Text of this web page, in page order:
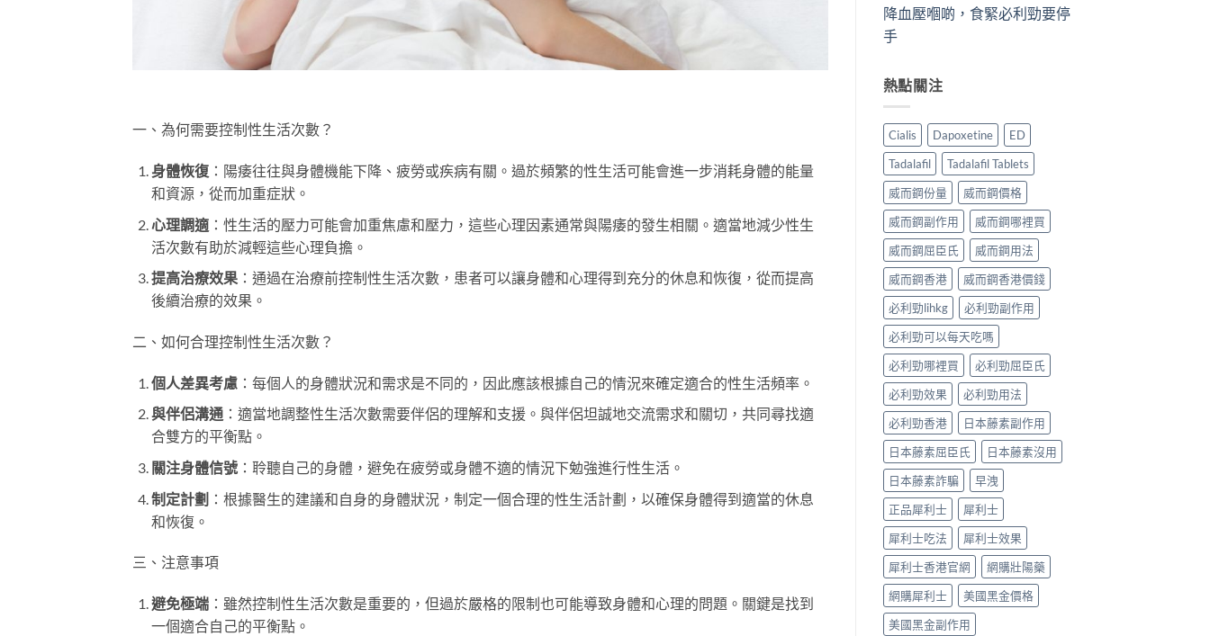
一、為何需要控制性生活次數？
身體恢復：陽痿往往與身體機能下降、疲勞或疾病有關。過於頻繁的性生活可能會進一步消耗身體的能量
和資源，從而加重症狀。
心理調適：性生活的壓力可能會加重焦慮和壓力，這些心理因素通常與陽痿的發生相關。適當地減少性生
活次數有助於減輕這些心理負擔。
提高治療效果：通過在治療前控制性生活次數，患者可以讓身體和心理得到充分的休息和恢復，從而提高
後續治療的效果。
二、如何合理控制性生活次數？
個人差異考慮：每個人的身體狀況和需求是不同的，因此應該根據自己的情況來確定適合的性生活頻率。
與伴侶溝通：適當地調整性生活次數需要伴侶的理解和支援。與伴侶坦誠地交流需求和關切，共同尋找適
合雙方的平衡點。
關注身體信號：聆聽自己的身體，避免在疲勞或身體不適的情況下勉強進行性生活。
制定計劃 ：根據醫生的建議和自身的身體狀況，制定一個合理的性生活計劃，以確保身體得到適當的休息
和恢復。
三、注意事項
避免極端：雖然控制性生活次數是重要的，但過於嚴格的限制也可能導致身體和心理的問題。關鍵是找到
一個適合自己的平衡點。
降血壓嗰啲，食緊必利勁要停
手
熱點關注
Cialis Dapoxetine
ED
Tadalafil
Tadalafil Tablets
威而鋼份量
威而鋼價格
威而鋼副作用
威而鋼哪裡買
威而鋼屈臣氏
威而鋼用法
威而鋼香港
威而鋼香港價錢
必利勁lihkg
必利勁副作用
必利勁可以每天吃嗎
必利勁哪裡買
必利勁屈臣氏
必利勁效果
必利勁用法
必利勁香港
日本藤素副作用
日本藤素屈臣氏
日本藤素沒用
日本藤素詐騙
早洩
正品犀利士
犀利士
犀利士吃法
犀利士效果
犀利士香港官網
網購壯陽藥
網購犀利士
美國黑金價格
美國黑金副作用